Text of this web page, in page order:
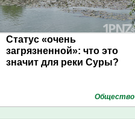
Статус «очень
загрязненной»: что это
значит для реки Суры?
Общество